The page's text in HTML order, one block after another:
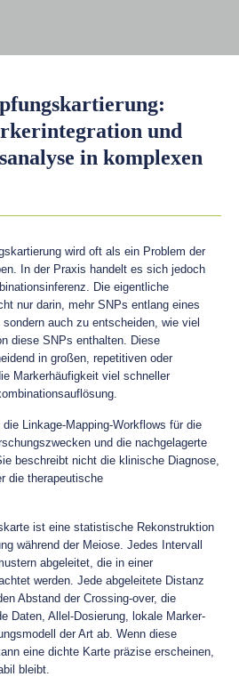
und
in komplexen
wird oft als ein Problem der
In der Praxis handelt es sich jedoch
Die eigentliche
nur darin, mehr SNPs entlang eines
auch zu entscheiden, wie viel
diese SNPs enthalten. Diese
in großen, repetitiven oder
Markerhäufigkeit viel schneller
Linkage-Mapping-Workflows für die
und die nachgelagerte
beschreibt nicht die klinische Diagnose,
die therapeutische
ist eine statistische Rekonstruktion
während der Meiose. Jedes Intervall
abgeleitet, die in einer
werden. Jede abgeleitete Distanz
Abstand der Crossing-over, die
Daten, Allel-Dosierung, lokale Marker-
der Art ab. Wenn diese
eine dichte Karte präzise erscheinen,
bleibt.